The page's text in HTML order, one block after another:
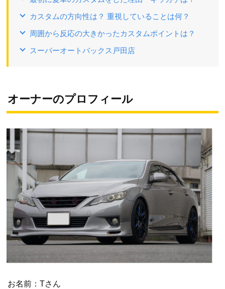
カスタムの方向性は？ 重視していることは何？
周囲から反応の大きかったカスタムポイントは？
スーパーオートバックス戸田店
オーナーのプロフィール
お名前：Tさん